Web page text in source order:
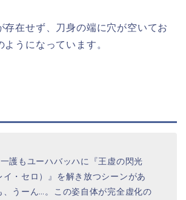
存在せず、刀身の端に穴が空いてお
うになっています。
護もユーハバッハに『王虚の閃光
イ・セロ）』を解き放つシーンがあ
、うーん…。この姿自体が完全虚化の